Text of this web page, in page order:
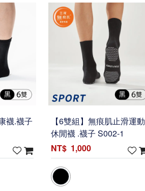
襪.襪子
【6雙組】無痕肌止滑運動
休閒襪 .襪子 S002-1
1,000